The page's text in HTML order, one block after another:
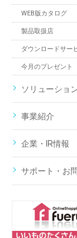
WEB版カタログ
製品取扱店
ダウンロードサー
今月のプレゼント
ソリューショ
事業紹介
企業・IR情報
サポート・お